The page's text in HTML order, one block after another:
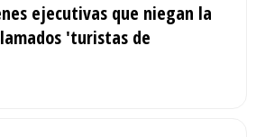
ejecutivas que niegan la
'turistas de